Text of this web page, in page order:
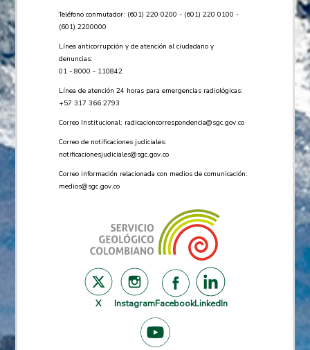
Teléfono conmutador: (601) 220 0200 - (601) 220 0100 -
(601) 2200000
Línea anticorrupción y de atención al ciudadano y
denuncias:
01 - 8000 - 110842
Línea de atención 24 horas para emergencias radiológicas:
+57 ​317 366 2793
Correo Institucional: radicacioncorrespondencia@sgc.gov.co
Correo de notificaciones judiciales:
notificacionesjudiciales@sgc.gov.co
Correo información relacionada con medios de comunicación:
medios@sgc.gov.co
X InstagramFacebookLinkedIn